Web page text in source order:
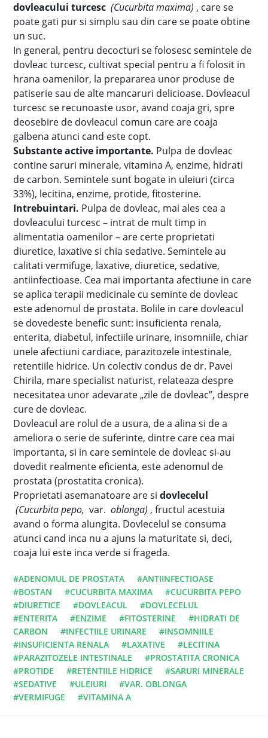
dovleacului turcesc (Cucurbita maxima) , care se
poate gati pur si simplu sau din care se poate obtine
un suc.
In general, pentru decocturi se folosesc semintele de
dovleac turcesc, cultivat special pentru a fi folosit in
hrana oamenilor, la prepararea unor produse de
patiserie sau de alte mancaruri delicioase. Dovleacul
turcesc se recunoaste usor, avand coaja gri, spre
deosebire de dovleacul comun care are coaja
galbena atunci cand este copt.
Substante active importante. Pulpa de dovleac
contine saruri minerale, vitamina A, enzime, hidrati
de carbon. Semintele sunt bogate in uleiuri (circa
33%), lecitina, enzime, protide, fitosterine.
Intrebuintari. Pulpa de dovleac, mai ales cea a
dovleacului turcesc – intrat de mult timp in
alimentatia oamenilor – are certe proprietati
diuretice, laxative si chia sedative. Semintele au
calitati vermifuge, laxative, diuretice, sedative,
antiinfectioase. Cea mai importanta afectiune in care
se aplica terapii medicinale cu seminte de dovleac
este adenomul de prostata. Bolile in care dovleacul
se dovedeste benefic sunt: insuficienta renala,
enterita, diabetul, infectiile urinare, insomniile, chiar
unele afectiuni cardiace, parazitozele intestinale,
retentiile hidrice. Un colectiv condus de dr. Pavei
Chirila, mare specialist naturist, relateaza despre
necesitatea unor adevarate „zile de dovleac”, despre
cure de dovleac.
Dovleacul are rolul de a usura, de a alina si de a
ameliora o serie de suferinte, dintre care cea mai
importanta, si in care semintele de dovleac si-au
dovedit realmente eficienta, este adenomul de
prostata (prostatita cronica).
Proprietati asemanatoare are sidovlecelul
(Cucurbita pepo, var. oblonga) , fructul acestuia
avand o forma alungita. Dovlecelul se consuma
atunci cand inca nu a ajuns la maturitate si, deci,
coaja lui este inca verde si frageda.
#ADENOMUL DE PROSTATA
#ANTIINFECTIOASE
#BOSTAN
#CUCURBITA MAXIMA
#CUCURBITA PEPO
#DIURETICE
#DOVLEACUL
#DOVLECELUL
#ENTERITA
#ENZIME #FITOSTERINE
#HIDRATI DE
CARBON
#INFECTIILE URINARE
#INSOMNIILE
#INSUFICIENTA RENALA
#LAXATIVE
#LECITINA
#PARAZITOZELE INTESTINALE
#PROSTATITA CRONICA
#PROTIDE
#RETENTIILE HIDRICE
#SARURI MINERALE
#SEDATIVE
#ULEIURI
#VAR. OBLONGA
#VERMIFUGE
#VITAMINA A